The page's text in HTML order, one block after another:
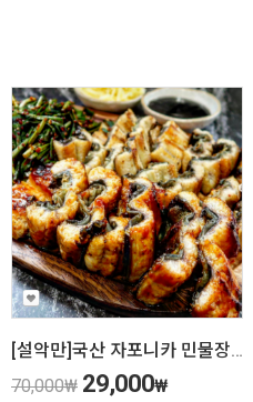
[설악만]국산 자포니카 민물장어 1kg(손질후 600g내외) 친환경 무항생제, HACCP(해썹) 인증!
70,000₩ 29,000₩